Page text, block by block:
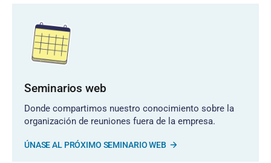
Seminarios web
Donde compartimos nuestro conocimiento sobre la
organización de reuniones fuera de la empresa.
ÚNASE AL PRÓXIMO SEMINARIO WEB